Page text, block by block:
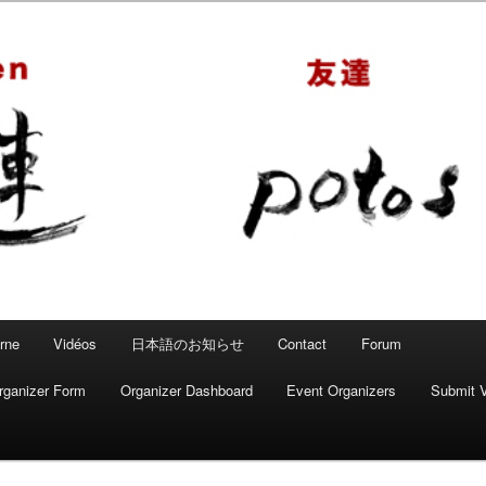
Mahjong convivial
Vidéos 日本語のお知らせ Contact Forum
Form Organizer Dashboard Event Organizers Submit